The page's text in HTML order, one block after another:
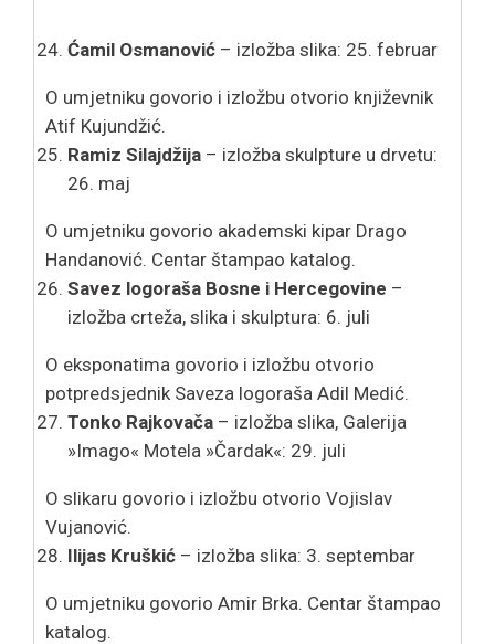
Ćamil Osmanović – izložba slika: 25. februar
O umjetniku govorio i izložbu otvorio književnik
Atif Kujundžić.
Ramiz Silajdžija – izložba skulpture u drvetu:
26. maj
O umjetniku govorio akademski kipar Drago
Handanović. Centar štampao katalog.
Savez logoraša Bosne i Hercegovine –
izložba crteža, slika i skulptura: 6. juli
O eksponatima govorio i izložbu otvorio
potpredsjednik Saveza logoraša Adil Medić.
Tonko Rajkovača – izložba slika, Galerija
»Imago« Motela »Čardak«: 29. juli
O slikaru govorio i izložbu otvorio Vojislav
Vujanović.
Ilijas Kruškić – izložba slika: 3. septembar
O umjetniku govorio Amir Brka. Centar štampao
katalog.